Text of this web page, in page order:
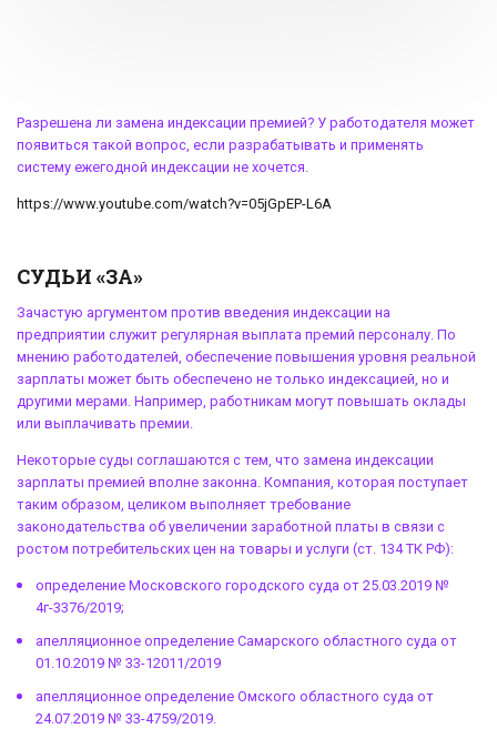
Разрешена ли замена индексации премией? У работодателя может
появиться такой вопрос, если разрабатывать и применять
систему ежегодной индексации не хочется.
https://www.youtube.com/watch?v=05jGpEP-L6A
СУДЬИ «ЗА»
Зачастую аргументом против введения индексации на
предприятии служит регулярная выплата премий персоналу. По
мнению работодателей, обеспечение повышения уровня реальной
зарплаты может быть обеспечено не только индексацией, но и
другими мерами. Например, работникам могут повышать оклады
или выплачивать премии.
Некоторые суды соглашаются с тем, что замена индексации
зарплаты премией вполне законна. Компания, которая поступает
таким образом, целиком выполняет требование
законодательства об увеличении заработной платы в связи с
ростом потребительских цен на товары и услуги (ст. 134 ТК РФ):
определение Московского городского суда от 25.03.2019 №
4г-3376/2019;
апелляционное определение Самарского областного суда от
01.10.2019 № 33-12011/2019
апелляционное определение Омского областного суда от
24.07.2019 № 33-4759/2019.